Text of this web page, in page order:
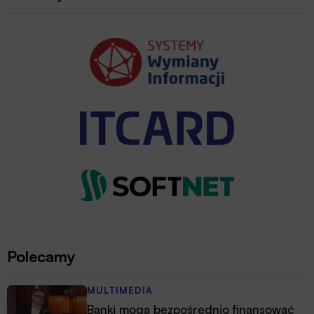
Polecamy
MULTIMEDIA
Banki mogą bezpośrednio finansować